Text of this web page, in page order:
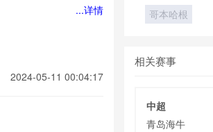
...详情
2024-05-11 00:04:17
哥本哈根
相关赛事
中超
青岛海牛